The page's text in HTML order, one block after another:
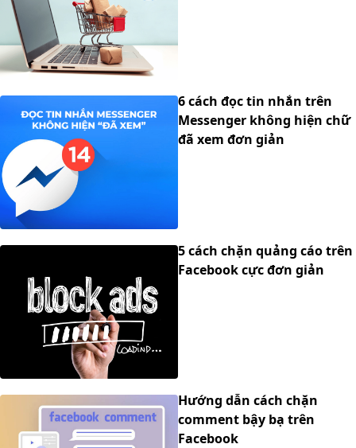
6 cách đọc tin nhắn trên
Messenger không hiện chữ
đã xem đơn giản
5 cách chặn quảng cáo trên
Facebook cực đơn giản
Hướng dẫn cách chặn
comment bậy bạ trên
Facebook